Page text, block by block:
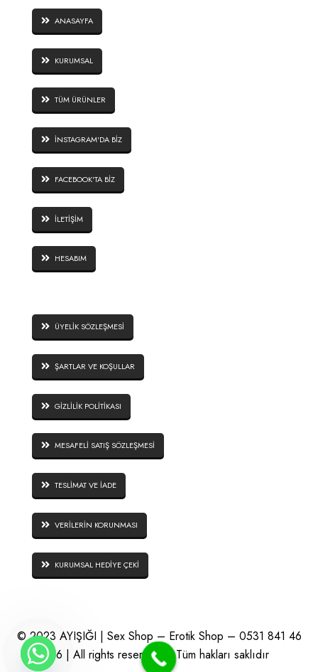
ANASAYFA
KURUMSAL
TÜM ÜRÜNLER
İNSTAGRAM'DA BİZ
FACEBOOK'TA BİZ
İLETİŞİM
HESABIM
ÜYELİK SÖZLEŞMESİ
ŞARTLAR VE KOŞULLAR
GİZLİLİK POLİTİKASI
MESAFELİ SATIŞ SÖZLEŞMESİ
TESLİMAT VE İADE
VERİLERİN KORUNMASI
KURUMSAL HEDİYE ÇEKİ
© 2023 AYIŞIĞI | Sex Shop – Erotik Shop – 0531 841 46
46 | All rights reserved – Tüm hakları saklıdır